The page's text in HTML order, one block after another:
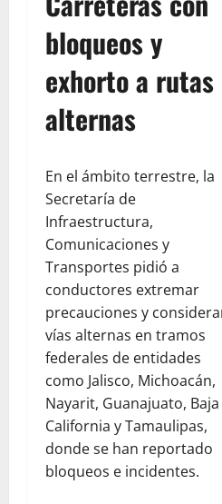
bloqueos y
exhorto a rutas
alternas
En el ámbito terrestre, la
Secretaría de
Infraestructura,
Comunicaciones y
Transportes pidió a
conductores extremar
precauciones y
vías alternas en tramos
federales de entidades
como Jalisco, Michoacán,
Nayarit, Guanajuato, Baja
California y Tamaulipas,
donde se han reportado
bloqueos e incidentes.